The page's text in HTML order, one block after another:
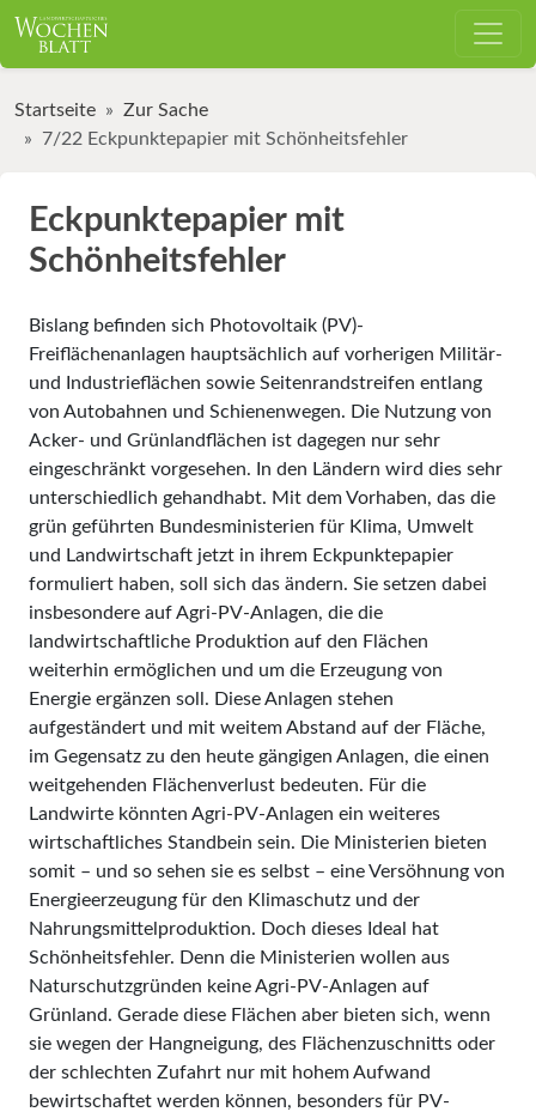
Startseite
Zur Sache
7/22 Eckpunktepapier mit Schönheitsfehler
Eckpunktepapier mit
Schönheitsfehler
Bislang befinden sich Photovoltaik (PV)-
Freiflächenanlagen hauptsächlich auf vorherigen Militär-
und Industrieflächen sowie Seitenrandstreifen entlang
von Autobahnen und Schienenwegen. Die Nutzung von
Acker- und Grünlandflächen ist dagegen nur sehr
eingeschränkt vorgesehen. In den Ländern wird dies sehr
unterschiedlich gehandhabt. Mit dem Vorhaben, das die
grün geführten Bundesministerien für Klima, Umwelt
und Landwirtschaft jetzt in ihrem Eckpunktepapier
formuliert haben, soll sich das ändern. Sie setzen dabei
insbesondere auf Agri-PV-Anlagen, die die
landwirtschaftliche Produktion auf den Flächen
weiterhin ermöglichen und um die Erzeugung von
Energie ergänzen soll. Diese Anlagen stehen
aufgeständert und mit weitem Abstand auf der Fläche,
im Gegensatz zu den heute gängigen Anlagen, die einen
weitgehenden Flächenverlust bedeuten. Für die
Landwirte könnten Agri-PV-Anlagen ein weiteres
wirtschaftliches Standbein sein. Die Ministerien bieten
somit – und so sehen sie es selbst – eine Versöhnung von
Energieerzeugung für den Klimaschutz und der
Nahrungsmittelproduktion. Doch dieses Ideal hat
Schönheitsfehler. Denn die Ministerien wollen aus
Naturschutzgründen keine Agri-PV-Anlagen auf
Grünland. Gerade diese Flächen aber bieten sich, wenn
sie wegen der Hangneigung, des Flächenzuschnitts oder
der schlechten Zufahrt nur mit hohem Aufwand
bewirtschaftet werden können, besonders für PV-